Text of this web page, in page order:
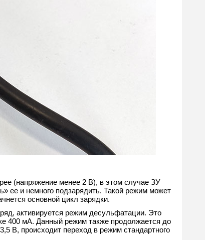
(напряжение менее 2 В), в этом случае ЗУ
ее и немного подзарядить. Такой режим может
основной цикл зарядки.
активируется режим десульфатации. Это
400 мА. Данный режим также продолжается до
В, происходит переход в режим стандартного